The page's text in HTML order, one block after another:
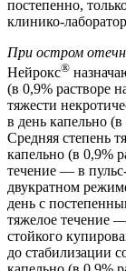
постепенно,
клинико-
При остром
Нейрокс®
(в 0,9% растворе
тяжести
в день капельно
Средняя степень
капельно (в 0,9%
течение — в
двукратном
день с
тяжелое течение
стойкого
до стабилизации